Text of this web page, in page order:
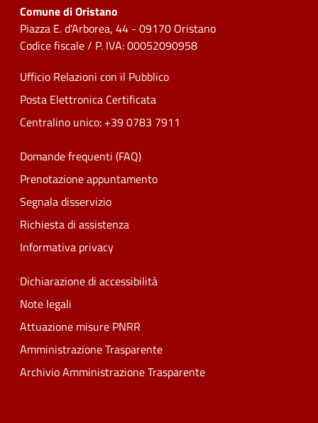
Comune di Oristano
Piazza E. d'Arborea, 44 - 09170 Oristano
Codice fiscale / P. IVA: 00052090958
Ufficio Relazioni con il Pubblico
Posta Elettronica Certificata
Centralino unico: +39 0783 7911
Domande frequenti (FAQ)
Prenotazione appuntamento
Segnala disservizio
Richiesta di assistenza
Informativa privacy
Dichiarazione di accessibilità
Note legali
Attuazione misure PNRR
Amministrazione Trasparente
Archivio Amministrazione Trasparente